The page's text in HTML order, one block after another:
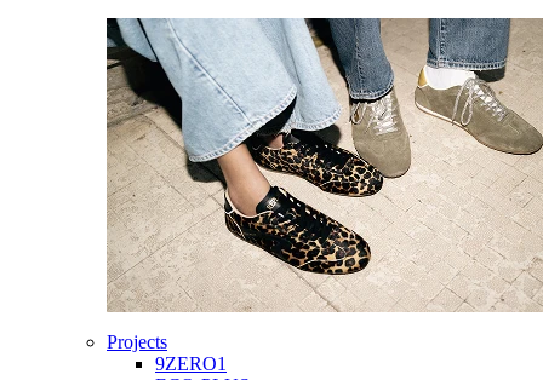
Projects
9ZERO1